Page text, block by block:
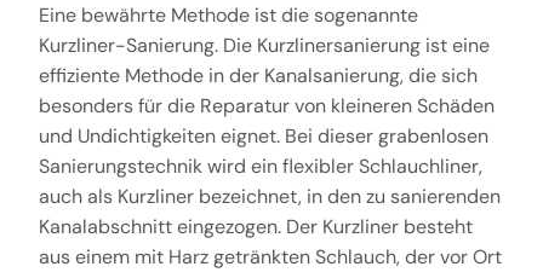
Eine bewährte Methode ist die sogenannte
Kurzliner-Sanierung. Die Kurzlinersanierung ist eine
effiziente Methode in der Kanalsanierung, die sich
besonders für die Reparatur von kleineren Schäden
und Undichtigkeiten eignet. Bei dieser grabenlosen
Sanierungstechnik wird ein flexibler Schlauchliner,
auch als Kurzliner bezeichnet, in den zu sanierenden
Kanalabschnitt eingezogen. Der Kurzliner besteht
aus einem mit Harz getränkten Schlauch, der vor Ort